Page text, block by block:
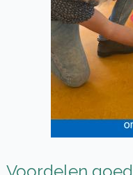
Voordelen